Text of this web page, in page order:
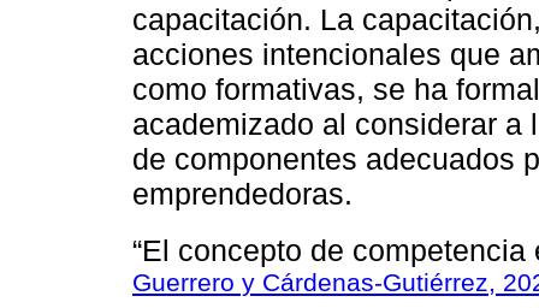
capacitación. La
acciones intencionales que
como formativas, se ha
academizado al considerar a
de componentes adecuados
emprendedoras.
“El concepto de
Guerrero y Cárdenas-Gutiérrez,